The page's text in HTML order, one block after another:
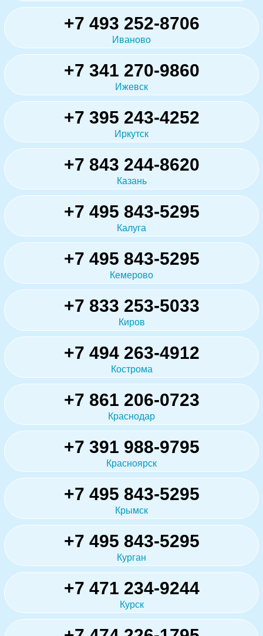
+7 493 252-8706
Иваново
+7 341 270-9860
Ижевск
+7 395 243-4252
Иркутск
+7 843 244-8620
Казань
+7 495 843-5295
Калуга
+7 495 843-5295
Кемерово
+7 833 253-5033
Киров
+7 494 263-4912
Кострома
+7 861 206-0723
Краснодар
+7 391 988-9795
Красноярск
+7 495 843-5295
Крымск
+7 495 843-5295
Курган
+7 471 234-9244
Курск